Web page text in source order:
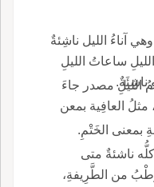
آناءُ الليل ناشِئةٌ
ساعاتُ الليلِ
الليلِ مصدر جاءَ
العافِية بمعن
بمعنى الخَتْمِ.
ناشئةٌ متى
من الطَّرِيفةِ،